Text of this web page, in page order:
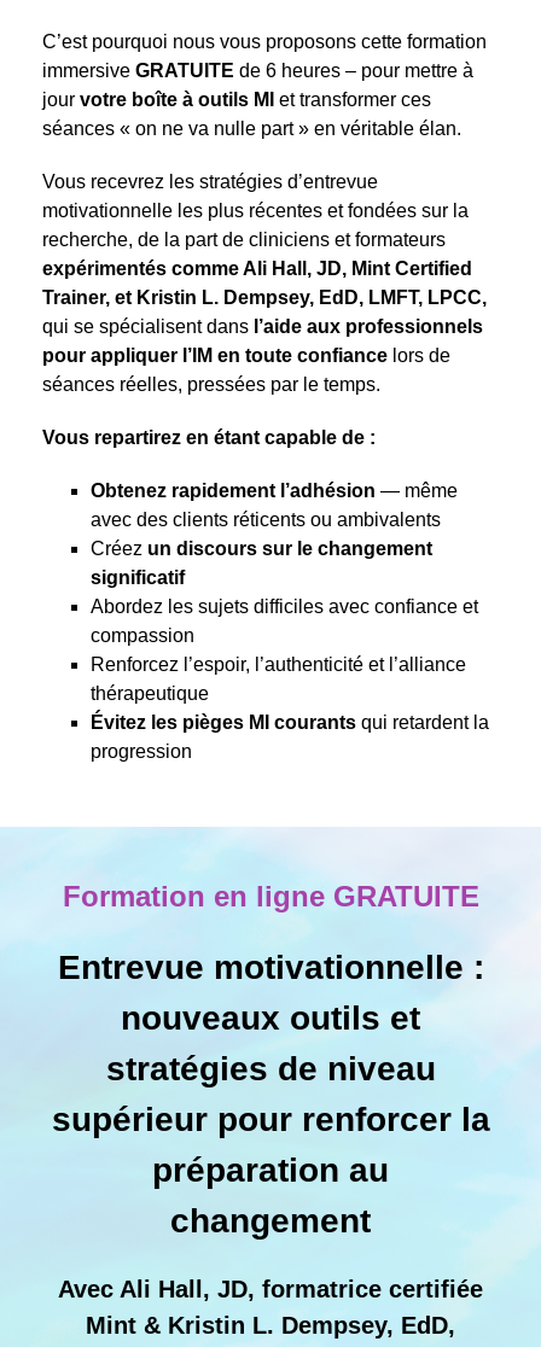
C’est pourquoi nous vous proposons cette formation
immersive GRATUITE de 6 heures – pour mettre à
jour votre boîte à outils MI et transformer ces
séances « on ne va nulle part » en véritable élan.
Vous recevrez les stratégies d’entrevue
motivationnelle les plus récentes et fondées sur la
recherche, de la part de cliniciens et formateurs
expérimentés comme Ali Hall, JD, Mint Certified
Trainer, et Kristin L. Dempsey, EdD, LMFT, LPCC,
qui se spécialisent dans l’aide aux professionnels
pour appliquer l’IM en toute confiance lors de
séances réelles, pressées par le temps.
Vous repartirez en étant capable de :
Obtenez rapidement l’adhésion — même
avec des clients réticents ou ambivalents
Créez un discours sur le changement
significatif
Abordez les sujets difficiles avec confiance et
compassion
Renforcez l’espoir, l’authenticité et l’alliance
thérapeutique
Évitez les pièges MI courants qui retardent la
progression
Formation en ligne GRATUITE
Entrevue motivationnelle :
nouveaux outils et
stratégies de niveau
supérieur pour renforcer la
préparation au
changement
Avec Ali Hall, JD, formatrice certifiée
Mint & Kristin L. Dempsey, EdD,